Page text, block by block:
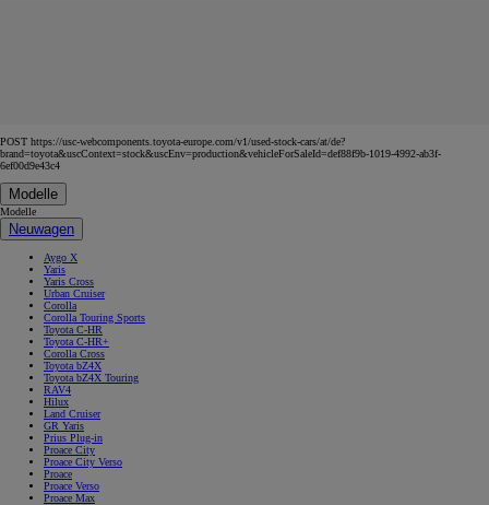
POST https://usc-webcomponents.toyota-europe.com/v1/used-stock-cars/at/de?
brand=toyota&uscContext=stock&uscEnv=production&vehicleForSaleId=def88f9b-1019-4992-ab3f-
6ef00d9e43c4
Modelle
Modelle
Neuwagen
Aygo X
Yaris
Yaris Cross
Urban Cruiser
Corolla
Corolla Touring Sports
Toyota C-HR
Toyota C-HR+
Corolla Cross
Toyota bZ4X
Toyota bZ4X Touring
RAV4
Hilux
Land Cruiser
GR Yaris
Prius Plug-in
Proace City
Proace City Verso
Proace
Proace Verso
Proace Max